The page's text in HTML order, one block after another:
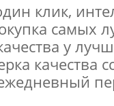
клик,
самых
у
качества